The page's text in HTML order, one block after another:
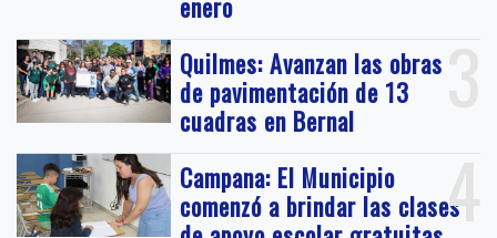
3
Quilmes: Avanzan las obras
de pavimentación de 13
cuadras en Bernal
4
Campana: El Municipio
comenzó a brindar las clases